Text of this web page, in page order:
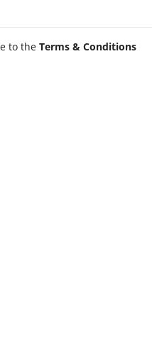
Karir
to the Terms & Conditions